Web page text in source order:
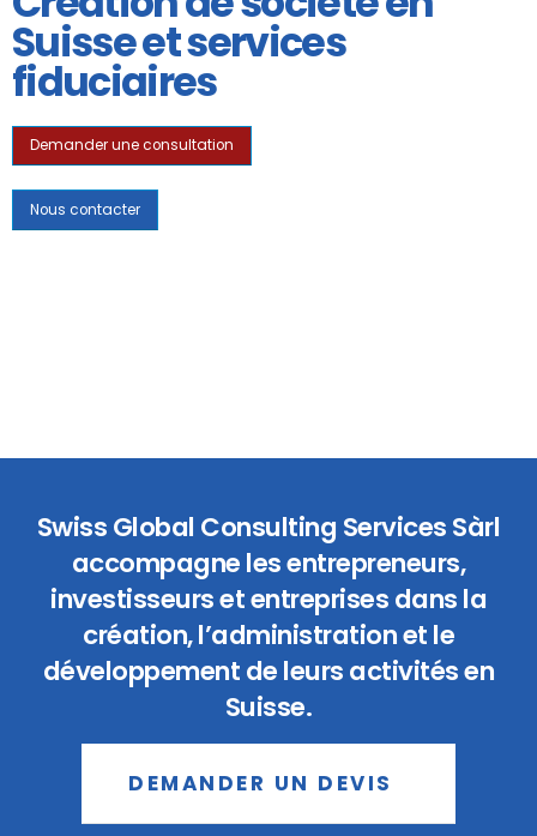
Suisse et services
fiduciaires
Demander une consultation
Nous contacter
Swiss Global Consulting Services Sàrl
accompagne les entrepreneurs,
investisseurs et entreprises dans la
création, l’administration et le
développement de leurs activités en
Suisse.
DEMANDER UN DEVIS